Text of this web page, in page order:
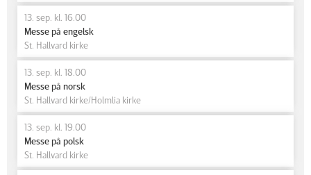
13. sep. kl. 16.00
Messe på engelsk
St. Hallvard kirke
13. sep. kl. 18.00
Messe på norsk
St. Hallvard kirke/Holmlia kirke
13. sep. kl. 19.00
Messe på polsk
St. Hallvard kirke